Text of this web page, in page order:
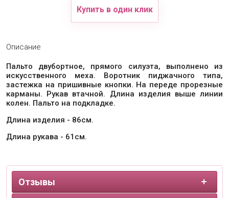
Купить в один клик
Описание
Пальто двубортное, прямого силуэта, выполнено из
искусственного меха. Воротник пиджачного типа,
застежка на пришивные кнопки. На переде прорезные
карманы. Рукав втачной. Длина изделия выше линии
колен. Пальто на подкладке.
Длина изделия - 86см.
Длина рукава - 61см.
Отзывы